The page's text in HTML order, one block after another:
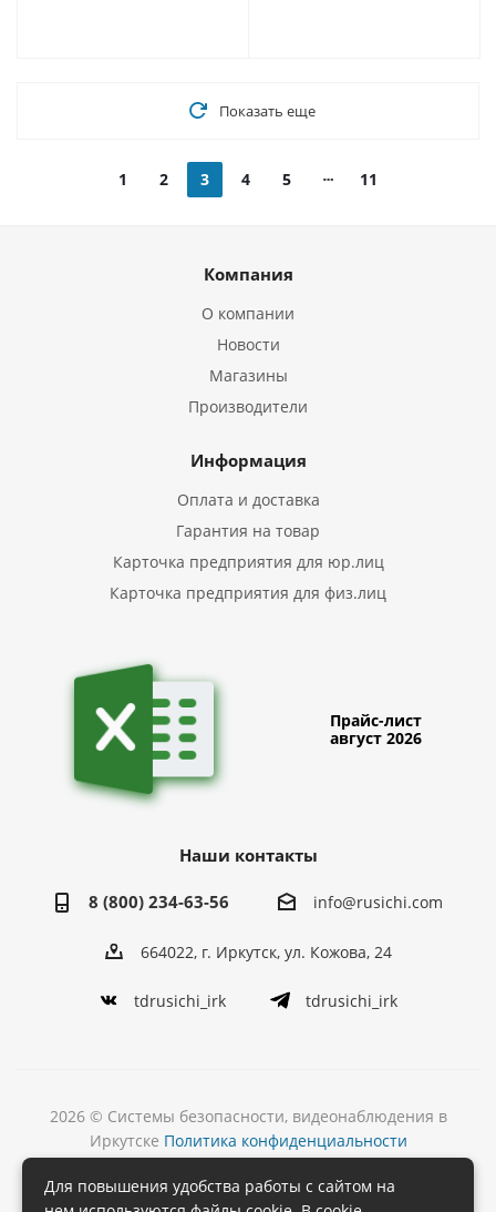
Показать еще
1 2 3 4 5 11
Компания
О компании
Новости
Магазины
Производители
Информация
Оплата и доставка
Гарантия на товар
Карточка предприятия для юр.лиц
Карточка предприятия для физ.лиц
Прайс-лист
август 2026
Наши контакты
8 (800) 234-63-56 info@rusichi.com
664022, г. Иркутск, ул. Кожова, 24
tdrusichi_irk tdrusichi_irk
2026 © Системы безопасности, видеонаблюдения в
Иркутске Политика конфиденциальности
Разработка
и поддержка сайта
Для повышения удобства работы с сайтом на